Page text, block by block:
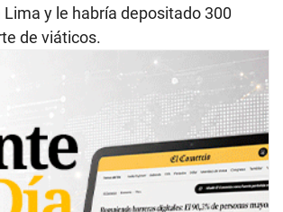
y le habría depositado 300
de viáticos.